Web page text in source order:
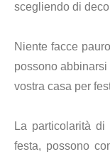
scegliendo di
Niente facce
possono
vostra casa per
La particolarità
festa, possono